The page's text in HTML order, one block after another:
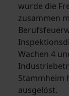
wurde die
zusammen
Wachen 4
Stammheim
ausgelöst.